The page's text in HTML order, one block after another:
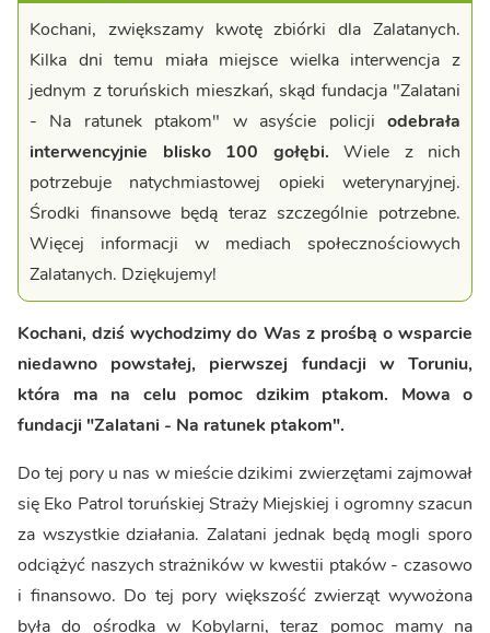
Kochani, zwiększamy kwotę zbiórki dla Zalatanych.
Kilka dni temu miała miejsce wielka interwencja z
jednym z toruńskich mieszkań, skąd fundacja "Zalatani
- Na ratunek ptakom" w asyście policji odebrała
interwencyjnie blisko 100 gołębi. Wiele z nich
potrzebuje natychmiastowej opieki weterynaryjnej.
Środki finansowe będą teraz szczególnie potrzebne.
Więcej informacji w mediach społecznościowych
Zalatanych. Dziękujemy!
Kochani, dziś wychodzimy do Was z prośbą o wsparcie
niedawno powstałej, pierwszej fundacji w Toruniu,
która ma na celu pomoc dzikim ptakom. Mowa o
fundacji "Zalatani - Na ratunek ptakom".
Do tej pory u nas w mieście dzikimi zwierzętami zajmował
się Eko Patrol toruńskiej Straży Miejskiej i ogromny szacun
za wszystkie działania. Zalatani jednak będą mogli sporo
odciążyć naszych strażników w kwestii ptaków - czasowo
i finansowo. Do tej pory większość zwierząt wywożona
była do ośrodka w Kobylarni, teraz pomoc mamy na